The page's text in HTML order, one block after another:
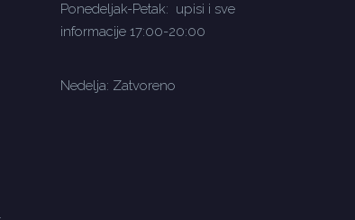
Ponedeljak-Petak: upisi i sve
informacije 17:00-20:00
Nedelja: Zatvoreno